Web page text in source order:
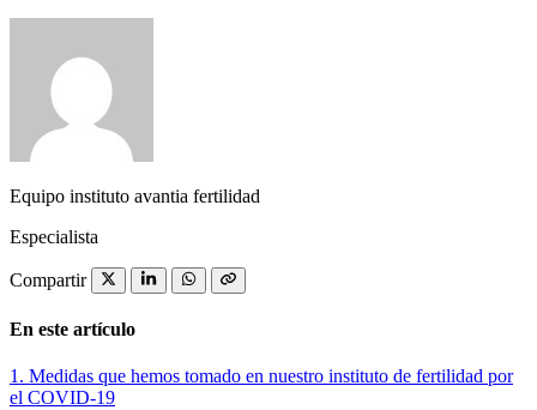
Equipo instituto avantia fertilidad
Especialista
Compartir
En este artículo
1. Medidas que hemos tomado en nuestro instituto de fertilidad por
el COVID-19